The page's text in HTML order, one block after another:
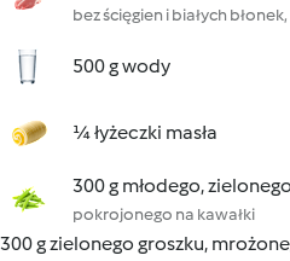
bez ścięgien i białych
500 g wody
¼ łyżeczki masła
300 g młodego,
pokrojonego na kawałki
300 g zielonego groszku,